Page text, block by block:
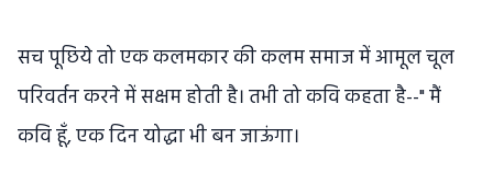
सच पूछिये तो एक कलमकार की कलम समाज में आमूल चूल
परिवर्तन करने में सक्षम होती है। तभी तो कवि कहता है--" मैं
कवि हूँ, एक दिन योद्धा भी बन जाऊंगा।